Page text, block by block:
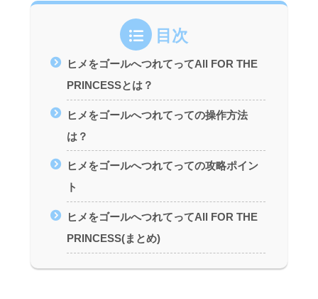
目次
ヒメをゴールへつれてってAll FOR THE
PRINCESSとは？
ヒメをゴールへつれてっての操作方法
は？
ヒメをゴールへつれてっての攻略ポイン
ト
ヒメをゴールへつれてってAll FOR THE
PRINCESS(まとめ)